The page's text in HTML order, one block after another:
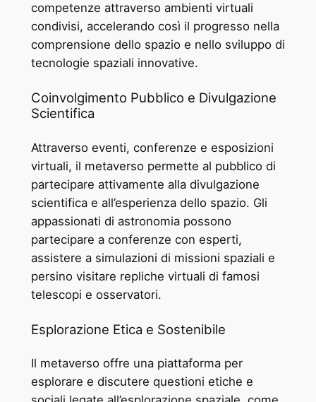
competenze attraverso ambienti virtuali
condivisi, accelerando così il progresso nella
comprensione dello spazio e nello sviluppo di
tecnologie spaziali innovative.
Coinvolgimento Pubblico e Divulgazione
Scientifica
Attraverso eventi, conferenze e esposizioni
virtuali, il metaverso permette al pubblico di
partecipare attivamente alla divulgazione
scientifica e all’esperienza dello spazio. Gli
appassionati di astronomia possono
partecipare a conferenze con esperti,
assistere a simulazioni di missioni spaziali e
persino visitare repliche virtuali di famosi
telescopi e osservatori.
Esplorazione Etica e Sostenibile
Il metaverso offre una piattaforma per
esplorare e discutere questioni etiche e